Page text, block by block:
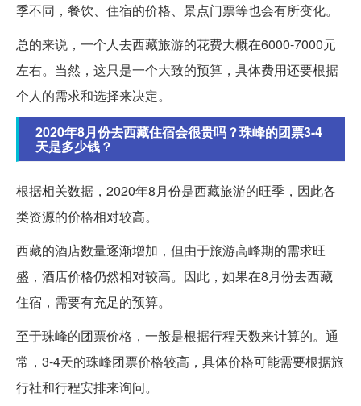
季不同，餐饮、住宿的价格、景点门票等也会有所变化。
总的来说，一个人去西藏旅游的花费大概在6000-7000元
左右。当然，这只是一个大致的预算，具体费用还要根据
个人的需求和选择来决定。
2020年8月份去西藏住宿会很贵吗？珠峰的团票3-4
天是多少钱？
根据相关数据，2020年8月份是西藏旅游的旺季，因此各
类资源的价格相对较高。
西藏的酒店数量逐渐增加，但由于旅游高峰期的需求旺
盛，酒店价格仍然相对较高。因此，如果在8月份去西藏
住宿，需要有充足的预算。
至于珠峰的团票价格，一般是根据行程天数来计算的。通
常，3-4天的珠峰团票价格较高，具体价格可能需要根据旅
行社和行程安排来询问。